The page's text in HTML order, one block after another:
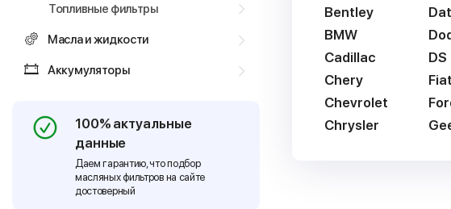
Топливные фильтры
Масла и жидкости
Аккумуляторы
100% актуальные
данные
Даем гарантию, что подбор
масляных фильтров на сайте
достоверный
Bentley
BMW
Cadillac
Chery
Chevrolet
Chrysler
DS
Fiat